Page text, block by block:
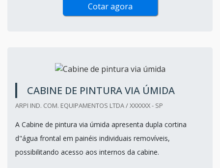
Cotar agora
CABINE DE PINTURA VIA ÚMIDA
ARPI IND. COM. EQUIPAMENTOS LTDA / XXXXXX - SP
A Cabine de pintura via úmida apresenta dupla cortina
d"água frontal em painéis individuais removíveis,
possibilitando acesso aos internos da cabine.